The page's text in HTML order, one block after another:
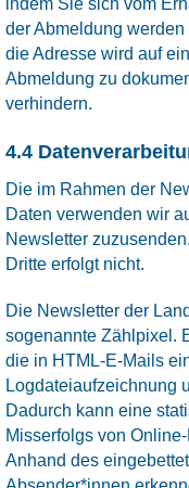
indem Sie sich vom
der Abmeldung
die Adresse wird auf
Abmeldung zu
verhindern.
4.4
Die im Rahmen der
Daten verwenden wir
Newsletter
Dritte erfolgt nicht.
Die Newsletter der
sogenannte Zählpixel.
die in HTML-E-Mails
Logdateiaufzeichnung
Dadurch kann eine
Misserfolgs von
Anhand des